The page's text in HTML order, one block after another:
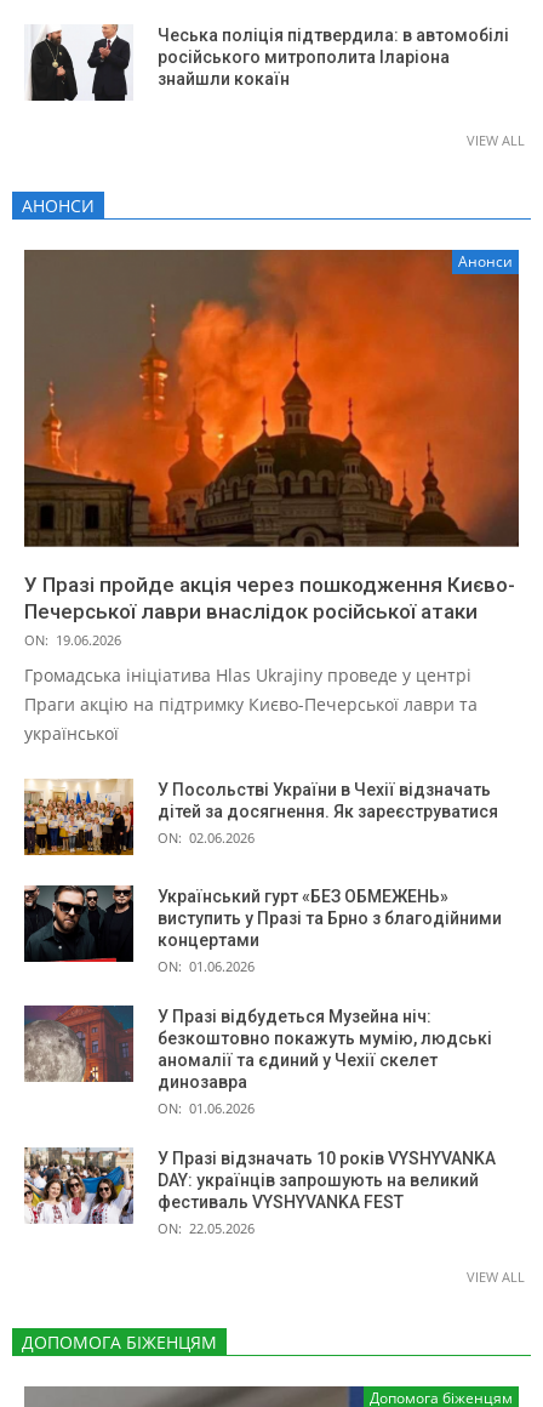
Чеська поліція підтвердила: в автомобілі
російського митрополита Іларіона
знайшли кокаїн
VIEW ALL
АНОНСИ
Анонси
У Празі пройде акція через пошкодження Києво-
Печерської лаври внаслідок російської атаки
ON: 19.06.2026
Громадська ініціатива Hlas Ukrajiny проведе у центрі
Праги акцію на підтримку Києво-Печерської лаври та
української
У Посольстві України в Чехії відзначать
дітей за досягнення. Як зареєструватися
ON: 02.06.2026
Український гурт «БЕЗ ОБМЕЖЕНЬ»
виступить у Празі та Брно з благодійними
концертами
ON: 01.06.2026
У Празі відбудеться Музейна ніч:
безкоштовно покажуть мумію, людські
аномалії та єдиний у Чехії скелет
динозавра
ON: 01.06.2026
У Празі відзначать 10 років VYSHYVANKA
DAY: українців запрошують на великий
фестиваль VYSHYVANKA FEST
ON: 22.05.2026
VIEW ALL
ДОПОМОГА БІЖЕНЦЯМ
Допомога біженцям